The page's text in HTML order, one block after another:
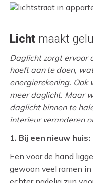
Licht maakt
Daglicht zorgt ervoor
hoeft aan te doen,
energierekening. Ook
meer daglicht. Maar
daglicht binnen te
interieur veranderen
1. Bij een nieuw
Een voor de hand
gewoon veel ramen
echter nadelig zijn